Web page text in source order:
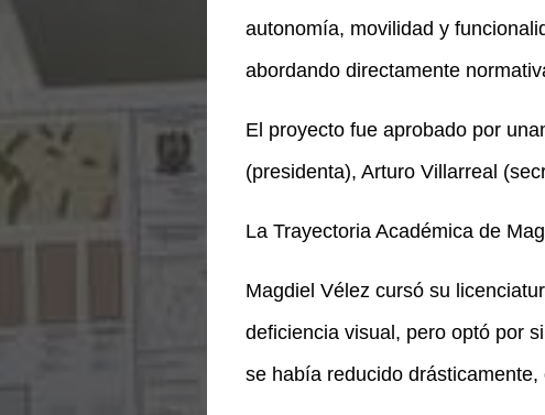
autonomía, movilidad y
abordando directamente
El proyecto fue aprobado por
(presidenta), Arturo Villarreal
La Trayectoria Académica de
Magdiel Vélez cursó su
deficiencia visual, pero optó por
se había reducido